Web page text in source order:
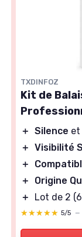
TXDINFOZ
Kit de
＋ Silence et
＋ Visibilité
＋
＋
Origine
＋
Lot de 2
★★★★★
★★★★★ 5/5 —